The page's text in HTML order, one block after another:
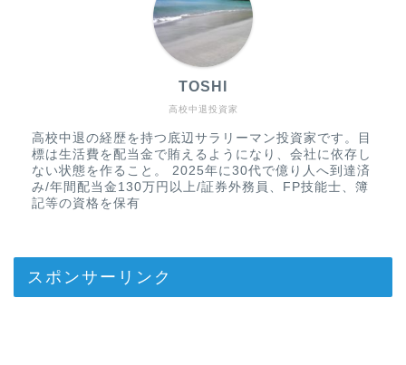
高校中退投資家
TOSHI
高校中退の経歴を持つ底辺サラリーマン投資家です。目
標は生活費を配当金で賄えるようになり、会社に依存し
ない状態を作ること。 2025年に30代で億り人へ到達済
み/年間配当金130万円以上/証券外務員、FP技能士、簿
記等の資格を保有
スポンサーリンク